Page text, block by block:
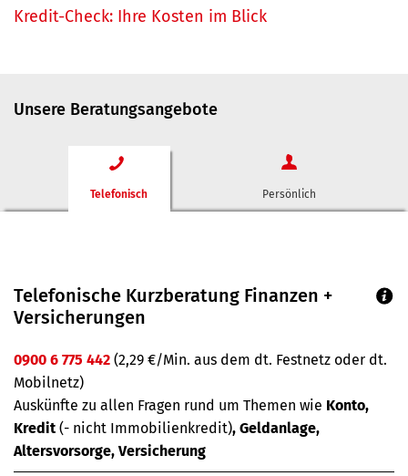
Kredit-Check: Ihre Kosten im Blick
Unsere Beratungsangebote
Telefonisch Persönlich
Telefonische Kurzberatung Finanzen +
Versicherungen
0900 6 775 442 (2,29 €/Min. aus dem dt. Festnetz oder dt.
Mobilnetz)
Auskünfte zu allen Fragen rund um Themen wie Konto,
Kredit(- nicht Immobilienkredit), Geldanlage,
Altersvorsorge, Versicherung